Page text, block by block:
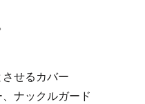
せるカバー
ナックルガード